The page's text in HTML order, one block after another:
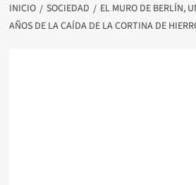
INICIO SOCIEDAD
EL MURO DE BERLÍN,
AÑOS DE LA CAÍDA DE LA CORTINA DE